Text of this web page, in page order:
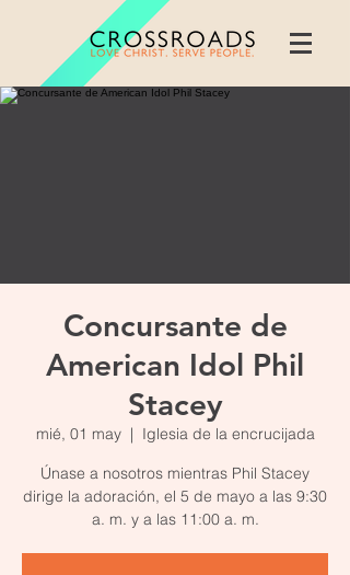
Concursante de
American Idol Phil
Stacey
mié, 01 may
  |
Iglesia de la encrucijada
Únase a nosotros mientras Phil Stacey
dirige la adoración, el 5 de mayo a las 9:30
a. m. y a las 11:00 a. m.